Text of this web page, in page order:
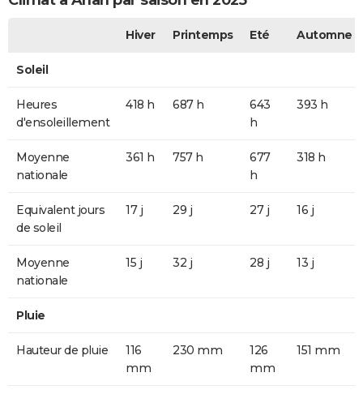
Hiver Printemps Eté Automne
Soleil
Heures
d'ensoleillement
418 h 687 h
643
h
393 h
Moyenne
nationale
361 h 757 h
677
h
318 h
Equivalent jours
de soleil
17 j 29 j 27 j 16 j
Moyenne
nationale
15 j 32 j 28 j 13 j
Pluie
Hauteur de pluie
116
mm
230 mm
126
mm
151 mm